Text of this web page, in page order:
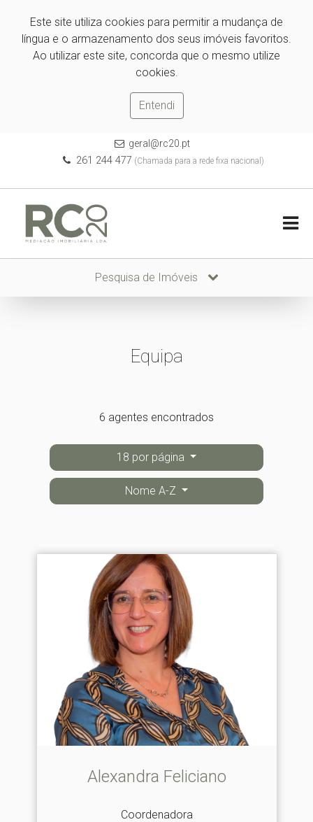
Este site utiliza cookies para permitir a mudança de
língua e o armazenamento dos seus imóveis favoritos.
Ao utilizar este site, concorda que o mesmo utilize
cookies.
Entendi
geral@rc20.pt
261 244 477 (Chamada para a rede fixa nacional)
Pesquisa de Imóveis
Equipa
6 agentes encontrados
18 por página
Nome A-Z
Alexandra Feliciano
Coordenadora